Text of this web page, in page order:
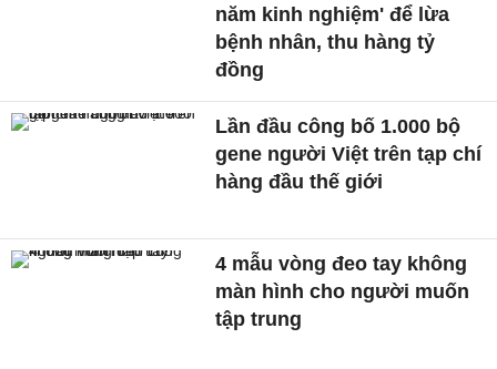
năm kinh nghiệm' để lừa
bệnh nhân, thu hàng tỷ
đồng
Lần đầu công bố 1.000 bộ
gene người Việt trên tạp chí
hàng đầu thế giới
4 mẫu vòng đeo tay không
màn hình cho người muốn
tập trung